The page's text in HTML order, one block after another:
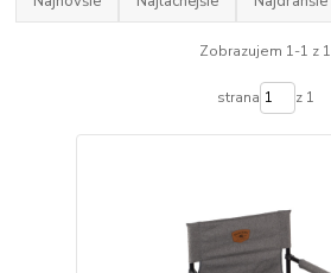
Zobrazujem 1-1 z 1
strana z 1